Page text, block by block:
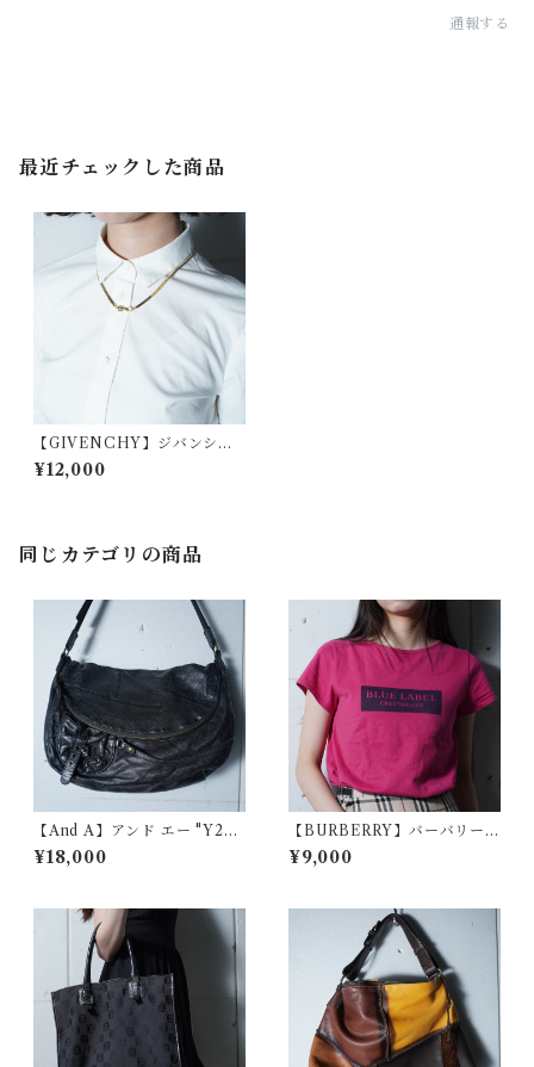
通報する
最近チェックした商品
【GIVENCHY】ジバンシー
ゴールドチェーンネックレス
gold
¥12,000
同じカテゴリの商品
【And A】アンド エー "Y2K
dark wear" フラップレザーシ
ョルダーバッグ black
¥18,000
【BURBERRY】バーバリー
ボックスロゴプリント ショー
トスリーブTシャツ berry pin
¥9,000